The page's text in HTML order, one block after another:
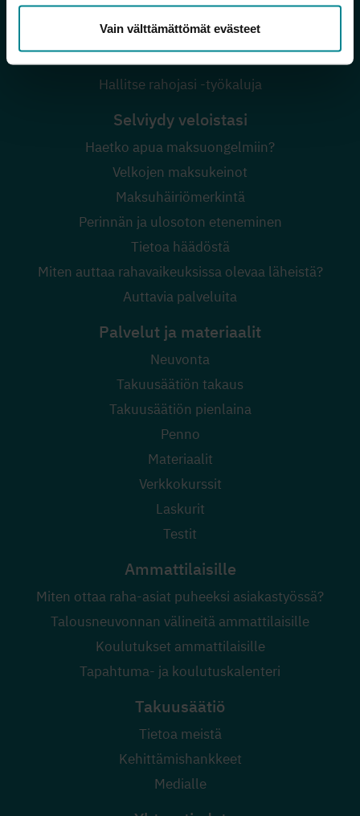
Vain välttämättömät evästeet
Säästä tulevaan
Harkitsetko lainan ottamista?
Verkkokurssit
Hallitse rahojasi -työkaluja
Selviydy veloistasi
Haetko apua maksuongelmiin?
Velkojen maksukeinot
Maksuhäiriömerkintä
Perinnän ja ulosoton eteneminen
Tietoa häädöstä
Miten auttaa rahavaikeuksissa olevaa läheistä?
Auttavia palveluita
Palvelut ja materiaalit
Neuvonta
Takuusäätiön takaus
Takuusäätiön pienlaina
Penno
Materiaalit
Verkkokurssit
Laskurit
Testit
Ammattilaisille
Miten ottaa raha-asiat puheeksi asiakastyössä?
Talousneuvonnan välineitä ammattilaisille
Koulutukset ammattilaisille
Tapahtuma- ja koulutuskalenteri
Takuusäätiö
Tietoa meistä
Kehittämishankkeet
Medialle